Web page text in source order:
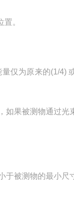
。
仅为原来的(1/4)
果被测物通过
被测物的最小